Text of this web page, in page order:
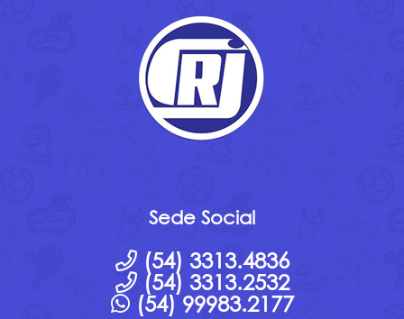
Sede Social
(54) 3313.4836
(54) 3313.2532
(54) 99983.2177